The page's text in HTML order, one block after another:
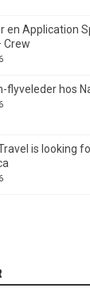
en Application
Crew
flyveleder hos
is looking